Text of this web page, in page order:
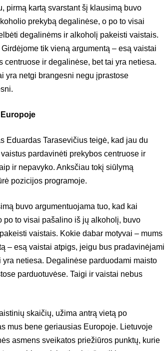
pirmą kartą svarstant šį klausimą buvo
prekybą degalinėse, o po to visai
degalinėms ir alkoholį pakeisti vaistais.
tik vieną argumentą – esą vaistai
ir degalinėse, bet tai yra netiesa.
yra netgi brangesni negu įprastose
Eduardas Tarasevičius teigė, kad jau du
pardavinėti prekybos centruose ir
ir nepavyko. Anksčiau tokį siūlymą
pozicijos programoje.
buvo argumentuojama tuo, kad kai
to visai pašalino iš jų alkoholį, buvo
vaistais. Kokie dabar motyvai – mums
– esą vaistai atpigs, jeigu bus pradavinėjami
netiesa. Degalinėse parduodami maisto
parduotuvėse. Taigi ir vaistai nebus
skaičių, užima antrą vietą po
mus bene geriausias Europoje. Lietuvoje
asmens sveikatos priežiūros punktų, kurie